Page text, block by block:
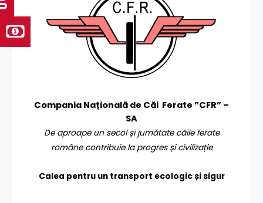
Compania Națională de Căi Ferate ”CFR” –
SA
De aproape un secol și jumătate căile ferate
române contribuie la progres și civilizație
Calea pentru un transport ecologic și sigur